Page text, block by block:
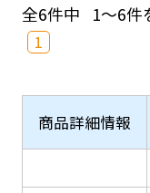
全6件中 1～6件
1
商品詳細情報